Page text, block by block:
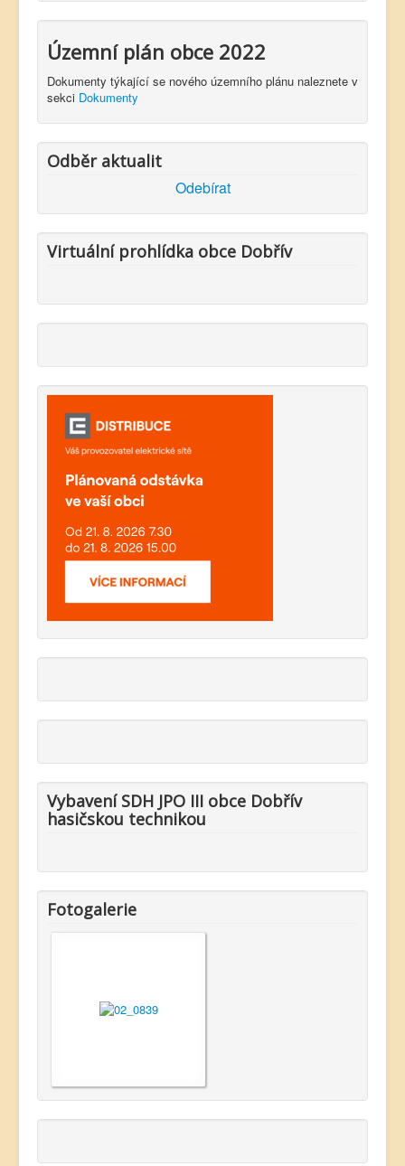
Územní plán obce 2022
Dokumenty týkající se nového územního plánu naleznete v
sekci Dokumenty
Odběr aktualit
Odebírat
Virtuální prohlídka obce Dobřív
Vybavení SDH JPO III obce Dobřív
hasičskou technikou
Fotogalerie